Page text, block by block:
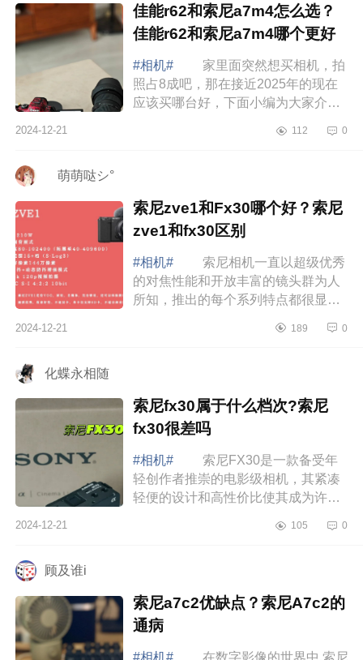
佳能r62和索尼a7m4怎么选？
佳能r62和索尼a7m4哪个更好
#相机#
家里面突然想买相机，拍
照占8成吧，那在接近2025年的现在
应该买哪台好，下面小编为大家介绍
r62和索尼a7m4哪个更好 佳能r62
2024-12-21 112 0
ゞ萌萌哒シ°
索尼zve1和Fx30哪个好？索尼
zve1和fx30区别
#相机#
索尼相机一直以超级优秀
的对焦性能和开放丰富的镜头群为人
所知，推出的每个系列特点都很显
和Fx30哪个好？索尼zve1和fx30区
2024-12-21 189 0
化蝶永相随
索尼fx30属于什么档次?索尼
fx30很差吗
#相机#
索尼FX30是一款备受年
轻创作者推崇的电影级相机，其紧凑
轻便的设计和高性价比使其成为许多
下面小编为大家介绍下索尼fx30属于
2024-12-21 105 0
顾及谁i
索尼a7c2优缺点？索尼A7c2的
通病
#相机#
在数字影像的世界中,索尼